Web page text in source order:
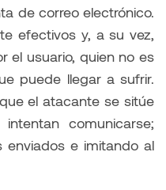
de correo electrónico.
efectivos y, a su vez,
el usuario, quien no es
puede llegar a sufrir.
el atacante se sitúe
comunicarse;
enviados e imitando al